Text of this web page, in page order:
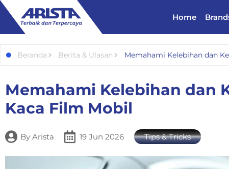
Home
Beranda Berita & Ulasan Memahami Kelebihan dan
Memahami Kelebihan dan
Kaca Film Mobil
By Arista 19 Jun 2026 Tips & Tricks